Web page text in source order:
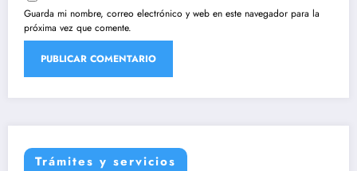
Guarda mi nombre, correo electrónico y web en este navegador para la
próxima vez que comente.
Trámites y servicios